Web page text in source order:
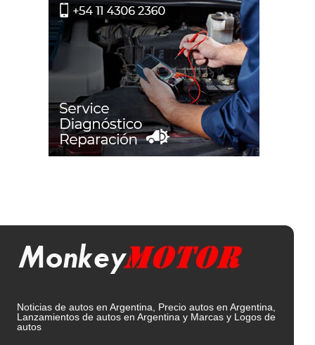
Noticias de autos en Argentina, Precio autos en Argentina,
Lanzamientos de autos en Argentina y Marcas y Logos de
autos